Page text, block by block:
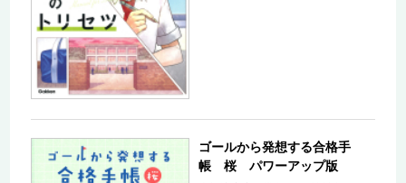
ゴールから発想する合格手
帳 桜 パワーアップ版